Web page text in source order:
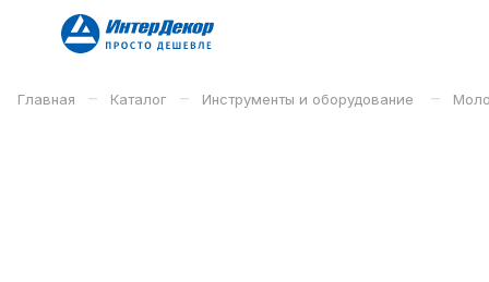
Главная – Каталог – Инструменты и оборудование –